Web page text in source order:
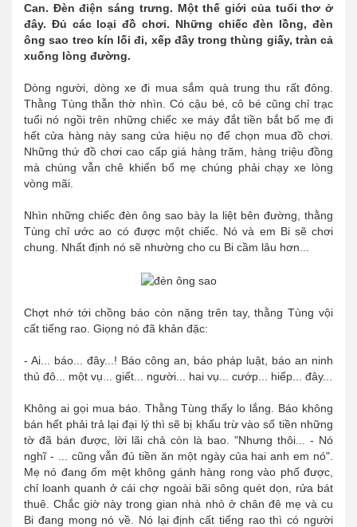
Can. Đèn điện sáng trưng. Một thế giới của tuổi thơ ở
đây. Đủ các loại đồ chơi. Những chiếc đèn lồng, đèn
ông sao treo kín lối đi, xếp đầy trong thùng giấy, tràn cả
xuống lòng đường.
Dòng người, dòng xe đi mua sắm quà trung thu rất đông.
Thằng Tùng thẫn thờ nhìn. Có cậu bé, cô bé cũng chỉ trạc
tuổi nó ngồi trên những chiếc xe máy đắt tiền bắt bố mẹ đi
hết cửa hàng này sang cửa hiệu nọ để chọn mua đồ chơi.
Những thứ đồ chơi cao cấp giá hàng trăm, hàng triệu đồng
mà chúng vẫn chê khiến bố mẹ chúng phải chạy xe lòng
vòng mãi.
Nhìn những chiếc đèn ông sao bày la liệt bên đường, thằng
Tùng chỉ ước ao có được một chiếc. Nó và em Bi sẽ chơi
chung. Nhất định nó sẽ nhường cho cu Bi cầm lâu hơn...
Chợt nhớ tới chồng báo còn nặng trên tay, thằng Tùng vội
cất tiếng rao. Giọng nó đã khản đặc:
- Ai... báo... đây...! Báo công an, báo pháp luật, báo an ninh
thủ đô... một vụ... giết... người... hai vụ... cướp... hiếp... đây...
Không ai gọi mua báo. Thằng Tùng thấy lo lắng. Báo không
bán hết phải trả lại đại lý thì sẽ bị khấu trừ vào số tiền những
tờ đã bán được, lời lãi chả còn là bao. "Nhưng thôi... - Nó
nghĩ - ... cũng vẫn đủ tiền ăn một ngày của hai anh em nó".
Mẹ nó đang ốm mệt không gánh hàng rong vào phố được,
chỉ loanh quanh ở cái chợ ngoài bãi sông quét dọn, rửa bát
thuê. Chắc giờ này trong gian nhà nhỏ ở chân đê mẹ và cu
Bi đang mong nó về. Nó lại định cất tiếng rao thì có người